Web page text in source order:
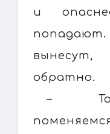
и
попадают.
вынесут,
обратно.
–